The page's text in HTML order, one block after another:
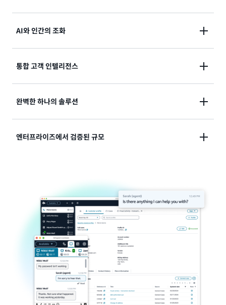
Amazon의 자체 서비스 경험을 기반으로 구축되었으
AI와 인간의 조화
AI의 도움과 인간의 이해를 하나의 솔루션으로 통합해,
통합 고객 인텔리전스
모든 접점을 하나의 지속적인 대화로 연결하여 사일로화
완벽한 하나의 솔루션
AI와 인간의 상호 작용을 모두 지원하는 애플리케이션을
엔터프라이즈에서 검증된 규모
함에 따라 손쉽게 확장할 수 있습니다.